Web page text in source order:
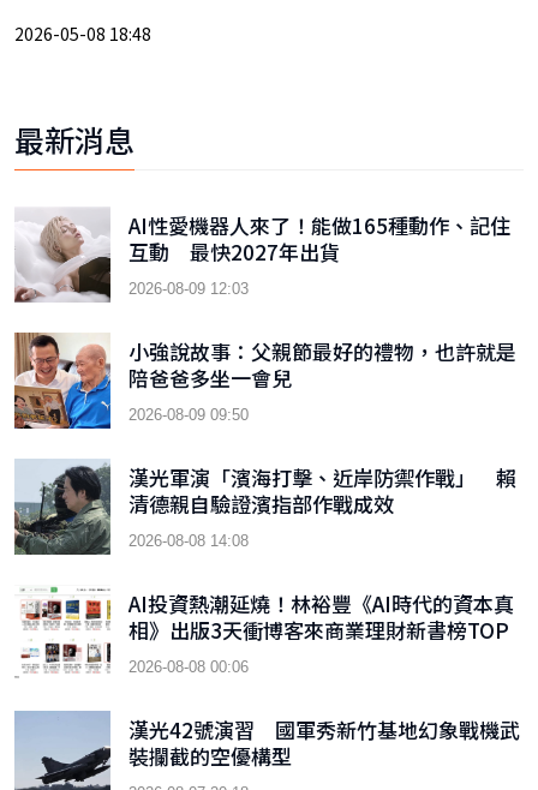
2026-05-08 18:48
最新消息
AI性愛機器人來了！能做165種動作、記住
互動 最快2027年出貨
2026-08-09 12:03
小強說故事：父親節最好的禮物，也許就是
陪爸爸多坐一會兒
2026-08-09 09:50
漢光軍演「濱海打擊、近岸防禦作戰」 賴
清德親自驗證濱指部作戰成效
2026-08-08 14:08
AI投資熱潮延燒！林裕豐《AI時代的資本真
相》出版3天衝博客來商業理財新書榜TOP
9
2026-08-08 00:06
漢光42號演習 國軍秀新竹基地幻象戰機武
裝攔截的空優構型